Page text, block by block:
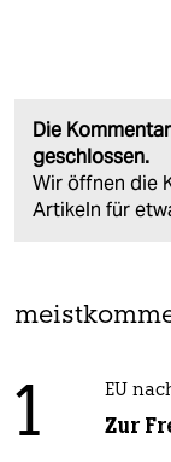
Die
geschlossen.
Wir öffnen die
Artikeln für
1 EU
Zur